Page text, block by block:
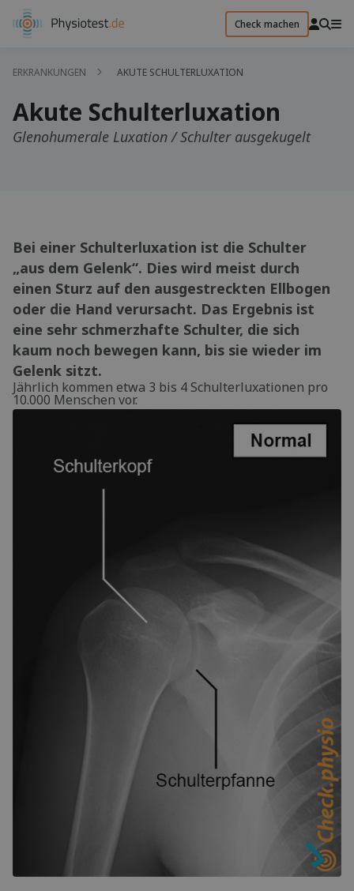
Check machen
ERKRANKUNGEN AKUTE SCHULTERLUXATION
Akute Schulterluxation
Glenohumerale Luxation / Schulter ausgekugelt
Bei einer Schulterluxation ist die Schulter
„aus dem Gelenk“. Dies wird meist durch
einen Sturz auf den ausgestreckten Ellbogen
oder die Hand verursacht. Das Ergebnis ist
eine sehr schmerzhafte Schulter, die sich
kaum noch bewegen kann, bis sie wieder im
Gelenk sitzt.
Jährlich kommen etwa 3 bis 4 Schulterluxationen pro
10.000 Menschen vor.